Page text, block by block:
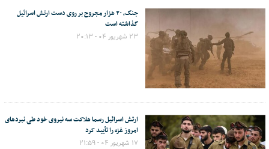
جنگ، ۲۰ هزار مجروح بر روی دست ارتش اسرائیل
گذاشته است
۲۳ شهریور ۰۴ - ۲۰:۱۳
ارتش اسرائیل رسما هلاکت سه نیروی خود طی نبردهای
امروز غزه را تأیید کرد
۱۷ شهریور ۰۴ - ۲۱:۵۹